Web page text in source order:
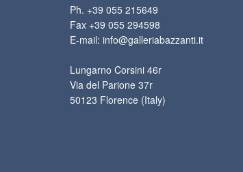
Ph. +39 055 215649
Fax +39 055 294598
E-mail: info@galleriabazzanti.it
Lungarno Corsini 46r
Via del Parione 37r
50123 Florence (Italy)